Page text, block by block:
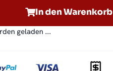
In den Warenkorb
geladen ...